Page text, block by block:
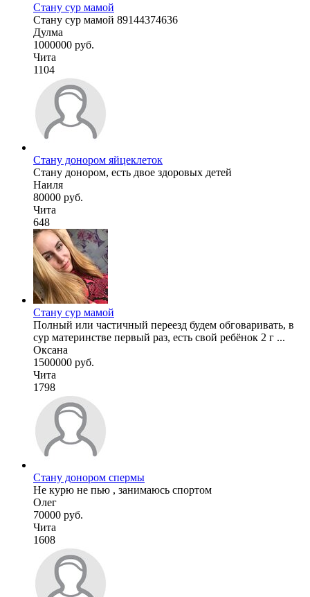
Стану сур мамой
Стану сур мамой 89144374636
Дулма
1000000 руб.
Чита
1104
Стану донором яйцеклеток
Стану донором, есть двое здоровых детей
Наиля
80000 руб.
Чита
648
Стану сур мамой
Полный или частичный переезд будем обговаривать, в
сур материнстве первый раз, есть свой ребёнок 2 г ...
Оксана
1500000 руб.
Чита
1798
Стану донором спермы
Не курю не пью , занимаюсь спортом
Олег
70000 руб.
Чита
1608